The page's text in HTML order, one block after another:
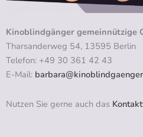
Kinoblindgänger gemeinnützige
Tharsanderweg 54, 13595 Berlin
Telefon: +49 30 361 42 43
E-Mail:
Nutzen Sie gerne auch das